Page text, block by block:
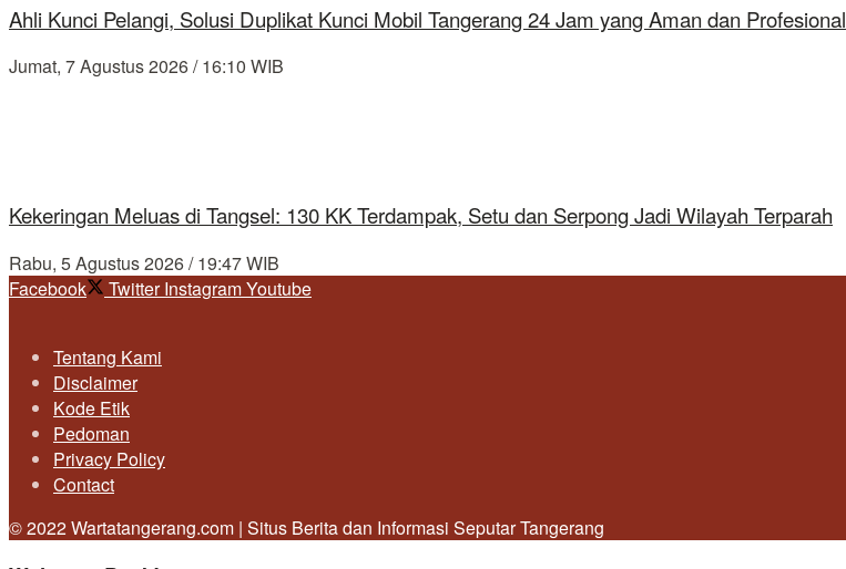
Ahli Kunci Pelangi, Solusi Duplikat Kunci Mobil Tangerang 24 Jam yang Aman dan Profesional
Jumat, 7 Agustus 2026 / 16:10 WIB
Kekeringan Meluas di Tangsel: 130 KK Terdampak, Setu dan Serpong Jadi Wilayah Terparah
Rabu, 5 Agustus 2026 / 19:47 WIB
Facebook
Twitter InstagramYoutube
Tentang Kami
Disclaimer
Kode Etik
Pedoman
Privacy Policy
Contact
© 2022 Wartatangerang.com | Situs Berita dan Informasi Seputar Tangerang